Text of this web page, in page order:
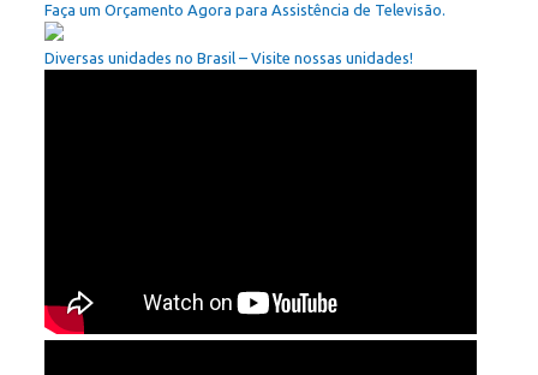
Faça um Orçamento Agora para Assistência de Televisão.
Diversas unidades no Brasil – Visite nossas unidades!